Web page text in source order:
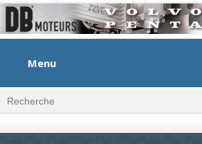
Menu
Formulaire de